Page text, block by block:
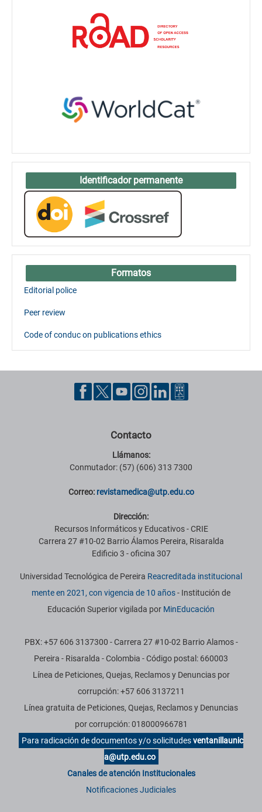
Identificador permanente
Formatos
Editorial police
Peer review
Code of conduc on publications ethics
Contacto
Llámanos:
Conmutador: (57) (606) 313 7300
Correo: revistamedica@utp.edu.co
Dirección:
Recursos Informáticos y Educativos - CRIE
Carrera 27 #10-02 Barrio Álamos Pereira, Risaralda
Edificio 3 - oficina 307
Universidad Tecnológica de Pereira Reacreditada institucional
mente en 2021, con vigencia de 10 años- Institución de
Educación Superior vigilada por MinEducación
PBX: +57 606 3137300 - Carrera 27 #10-02 Barrio Alamos -
Pereira - Risaralda - Colombia - Código postal: 660003
Línea de Peticiones, Quejas, Reclamos y Denuncias por
corrupción: +57 606 3137211
Línea gratuita de Peticiones, Quejas, Reclamos y Denuncias
por corrupción: 018000966781
Para radicación de documentos y/o solicitudesventanillaunic
a@utp.edu.co
Canales de atención Institucionales
Notificaciones Judiciales